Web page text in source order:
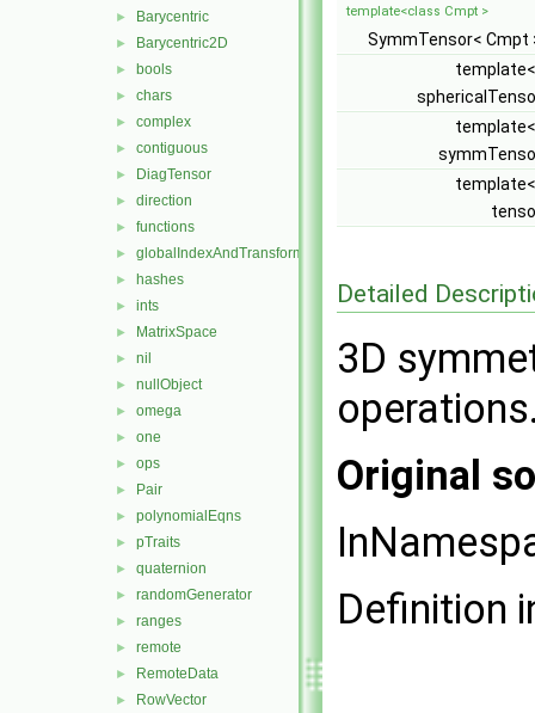
► Barycentric
► Barycentric2D
► bools
► chars
► complex
► contiguous
► DiagTensor
► direction
► functions
► globalIndexAndTransform
► hashes
► ints
► MatrixSpace
► nil
► nullObject
► omega
► one
► ops
► Pair
► polynomialEqns
► pTraits
► quaternion
► randomGenerator
► ranges
► remote
► RemoteData
► RowVector
template<class Cmpt >
SymmTensor< Cmpt
Detailed
3D
Original
Definition